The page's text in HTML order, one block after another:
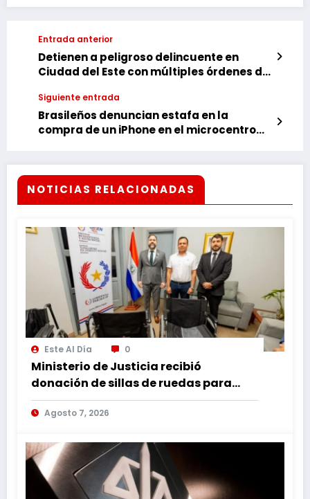
Entrada anterior
Detienen a peligroso delincuente en
Ciudad del Este con múltiples órdenes de
Siguiente entrada
Brasileños denuncian estafa en la
compra de un iPhone en el microcentro
NOTICIAS RELACIONADAS
Este Al Día 0
Ministerio de Justicia recibió
donación de sillas de ruedas para
internos vulnerables
Agosto 7, 2026